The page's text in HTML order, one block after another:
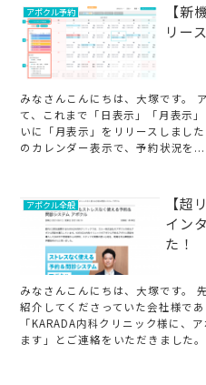
アポクル予約
【新
リー
みなさんこんにちは、大塚です。
て、これまで「日表示」「月表示
いに「月表示」をリリースしまし
のカレンダー表示で、予約状況を...
アポクル全般
【超
イン
た！
みなさんこんにちは、大塚です。
紹介してくださっていた会社様で
「KARADA内科クリニック様に、
ます」とご連絡をいただきました